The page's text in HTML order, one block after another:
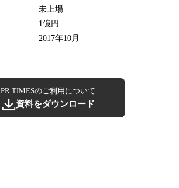
未上場
1億円
2017年10月
PR TIMESのご利用について
資料をダウンロード